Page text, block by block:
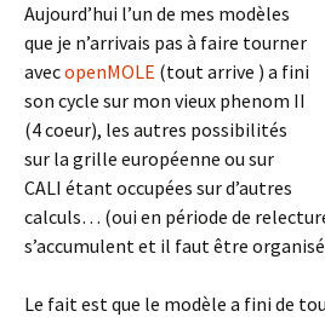
Aujourd’hui l’un de mes modèles
que je n’arrivais pas à faire tourner
avecopenMOLE (tout arrive ) a fini
son cycle sur mon vieux phenom II
(4 coeur), les autres possibilités
sur la grille européenne ou sur
CALI étant occupées sur d’autres
calculs… (oui en période de
s’accumulent et il faut être
Le fait est que le modèle a fini de